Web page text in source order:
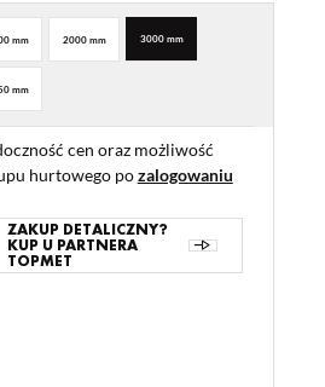
zakupach
mm 2000 mm 3000 mm
mm
cen oraz możliwość
hurtowego pozalogowaniu
ZAKUP DETALICZNY?
KUP U PARTNERA
TOPMET